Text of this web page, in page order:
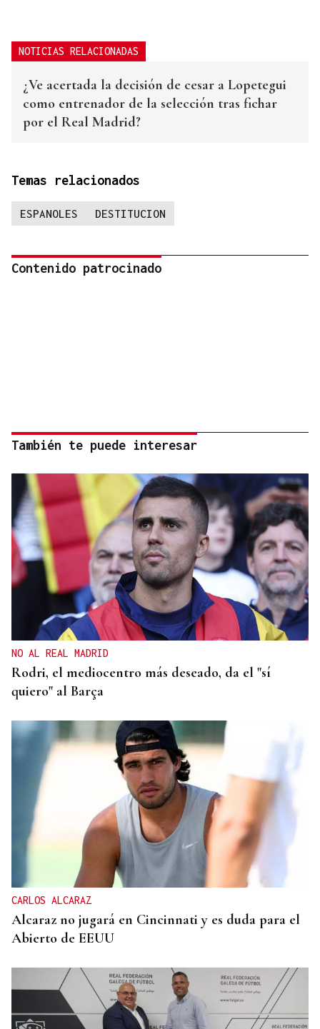
NOTICIAS RELACIONADAS
¿Ve acertada la decisión de cesar a Lopetegui
como entrenador de la selección tras fichar
por el Real Madrid?
Temas relacionados
ESPANOLES DESTITUCION
Contenido patrocinado
También te puede interesar
NO AL REAL MADRID
Rodri, el mediocentro más deseado, da el "sí
quiero" al Barça
CARLOS ALCARAZ
Alcaraz no jugará en Cincinnati y es duda para el
Abierto de EEUU